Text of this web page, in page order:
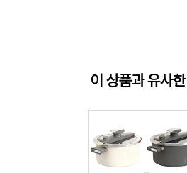
이 상품과 유사한